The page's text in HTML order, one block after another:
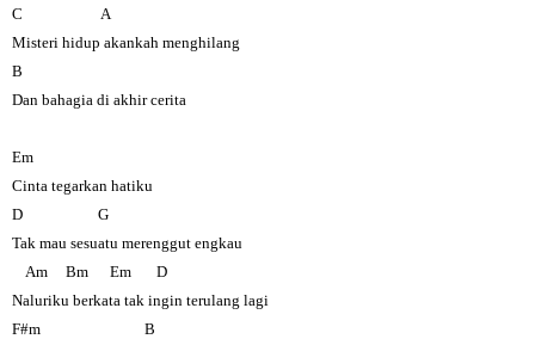
C A
Misteri hidup akankah menghilang
B
Dan bahagia di akhir cerita
Em
Cinta tegarkan hatiku
D G
Tak mau sesuatu merenggut engkau
Am Bm Em D
Naluriku berkata tak ingin terulang lagi
F#m B